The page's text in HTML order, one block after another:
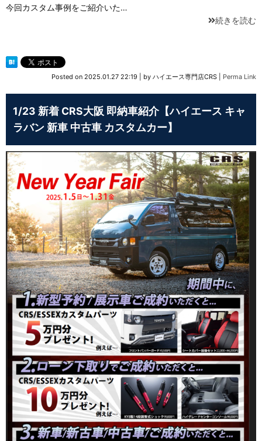
今回カスタム事例をご紹介いた…
続きを読む
Posted on 2025.01.27 22:19 by ハイエース専門店CRS Perma Link
1/23 新着 CRS大阪 即納車紹介【ハイエース キャ
ラバン 新車 中古車 カスタムカー】